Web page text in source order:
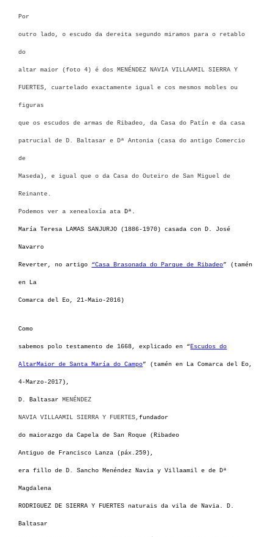
Por
outro lado, o escudo da dereita segundo miramos para o retablo
do
altar maior (foto 4) é dos MENÉNDEZ NAVIA VILLAAMIL SIERRA Y
FUERTES, cuartelado exactamente igual e cos mesmos mobles ou
figuras
que os escudos de armas de Ribadeo, da Casa do Patín e da casa
patrucial de D. Baltasar e Dª Antonia (casa do antigo Comercio
de
Maseda), e igual que o da Casa do Outeiro de San Miguel de
Reinante.
Podemos ver a xenealoxía ata Dª.
María Teresa LAMAS SANJURJO (1886-1970) casada con D. José
Navarro
Reverter, no artigo “Casa Brasonada do Parque de Ribadeo” (tamén
en La
Comarca del Eo, 21-Maio-2016)
Como
sabemos polo testamento de 1668, explicado en “Escudos do
AltarMaior de Santa María do Campo” (tamén en La Comarca del Eo,
4-Marzo-2017),
D. Baltasar MENÉNDEZ
NAVIA VILLAAMIL SIERRA Y FUERTES,fundador
do maiorazgo da Capela de San Roque ( Ribadeo
Antiguo de Francisco Lanza (páx.259) ,
era fillo de D. Sancho Menéndez Navia y Villaamil e de Dª
Magdalena
RODRIGUEZ DE SIERRA Y FUERTES naturais da vila de Navia. D.
Baltasar